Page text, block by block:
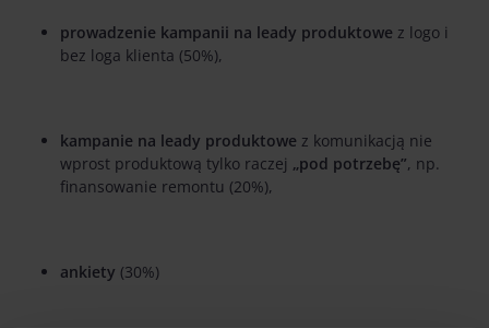
prowadzenie kampanii na leady produktowe z logo i
bez loga klienta (50%),
kampanie na leady produktowe z komunikacją nie
wprost produktową tylko raczej „pod potrzebę”, np.
finansowanie remontu (20%),
ankiety (30%)